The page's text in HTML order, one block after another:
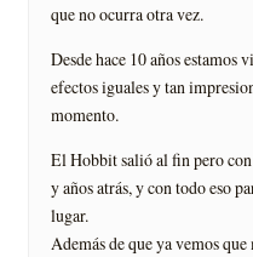
que no ocurra otra vez.
Desde hace 10 años estamos
efectos iguales y tan
momento.
El Hobbit salió al fin pero
y años atrás, y con todo eso
lugar.
Además de que ya vemos